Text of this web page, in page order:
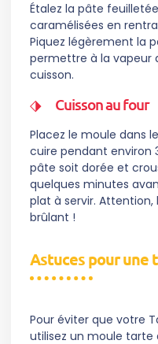
Étalez la pâte
caramélisées en
Piquez légèrement la
permettre à la vapeur
cuisson.
Cuisson au four
Placez le moule dans
cuire pendant environ
pâte soit dorée et
quelques minutes
plat à servir.
brûlant !
Astuces pour une
Pour éviter que votre
utilisez un moule tarte